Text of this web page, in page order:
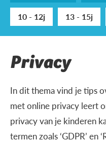
10 - 12j
13 - 15j
Privacy
In dit thema vind je tips
met online privacy leert
privacy van je kinderen
termen zoals ‘GDPR’ en